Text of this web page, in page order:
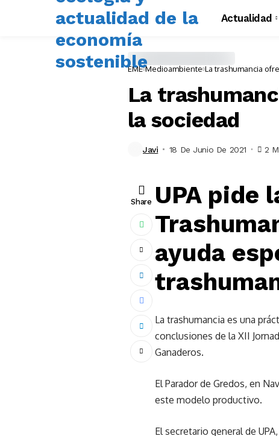
Actualidad
EME Medioambiente La trashumancia
La
la sociedad
Javi 18 De Junio De 2021 2
Share UPA pide
ayuda
La trashumancia es una
conclusiones de la XII
Ganaderos.
El Parador de Gredos, en
este modelo productivo.
El secretario general de